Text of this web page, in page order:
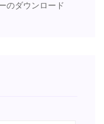
のダウンロード